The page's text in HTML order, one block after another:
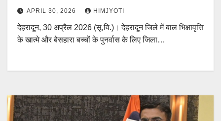
APRIL 30, 2026 HIMJYOTI
देहरादून, 30 अप्रैल 2026 (सू.वि.)। देहरादून जिले में बाल भिक्षावृत्ति
के खात्मे और बेसहारा बच्चों के पुनर्वास के लिए जिला…